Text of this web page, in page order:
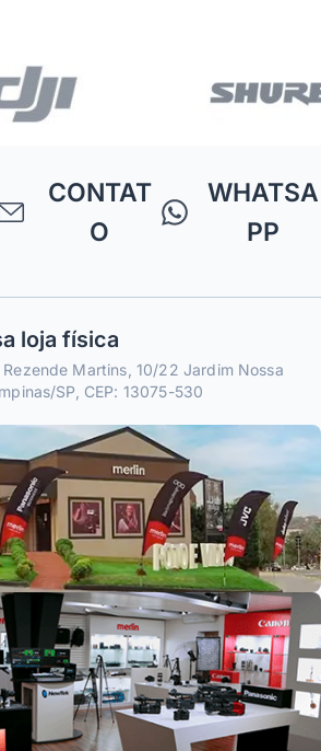
CONTAT
O
WHATSA
PP
loja física
Martins, 10/22 Jardim Nossa
SP, CEP: 13075-530